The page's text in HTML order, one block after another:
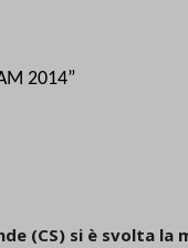
2014”
(CS) si è svolta la